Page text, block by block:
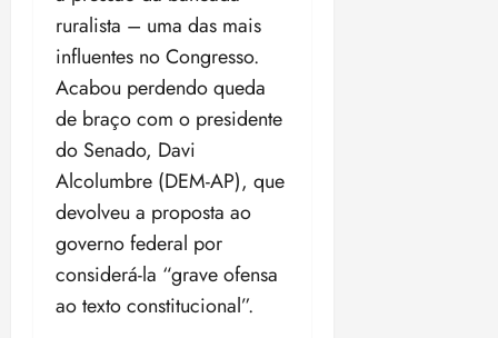
ruralista – uma das mais
influentes no Congresso.
Acabou perdendo queda
de braço com o presidente
do Senado, Davi
Alcolumbre (DEM-AP), que
devolveu a proposta ao
governo federal por
considerá-la “grave ofensa
ao texto constitucional”.